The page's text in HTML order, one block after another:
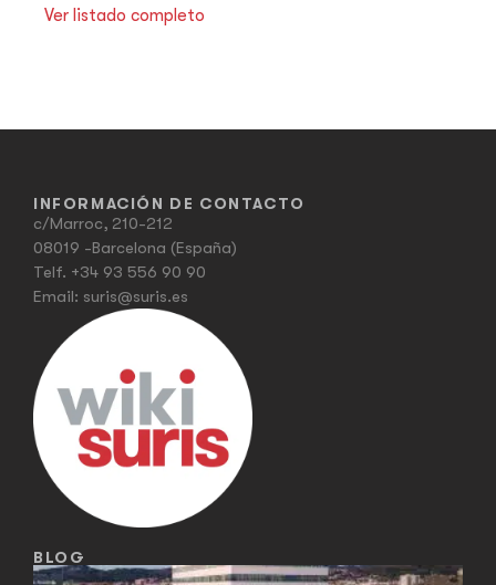
Ver listado completo
INFORMACIÓN DE CONTACTO
c/Marroc, 210-212
08019 -Barcelona (España)
Telf. +34 93 556 90 90
Email: suris@suris.es
BLOG